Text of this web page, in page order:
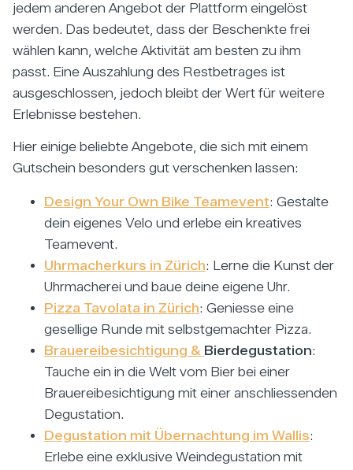
jedem anderen Angebot der Plattform eingelöst
werden. Das bedeutet, dass der Beschenkte frei
wählen kann, welche Aktivität am besten zu ihm
passt. Eine Auszahlung des Restbetrages ist
ausgeschlossen, jedoch bleibt der Wert für weitere
Erlebnisse bestehen.
Hier einige beliebte Angebote, die sich mit einem
Gutschein besonders gut verschenken lassen:
Design Your Own Bike Teamevent: Gestalte
dein eigenes Velo und erlebe ein kreatives
Teamevent.
Uhrmacherkurs in Zürich: Lerne die Kunst der
Uhrmacherei und baue deine eigene Uhr.
Pizza Tavolata in Zürich: Geniesse eine
gesellige Runde mit selbstgemachter Pizza.
Brauereibesichtigung & Bierdegustation:
Tauche ein in die Welt vom Bier bei einer
Brauereibesichtigung mit einer anschliessenden
Degustation.
Degustation mit Übernachtung im Wallis:
Erlebe eine exklusive Weindegustation mit